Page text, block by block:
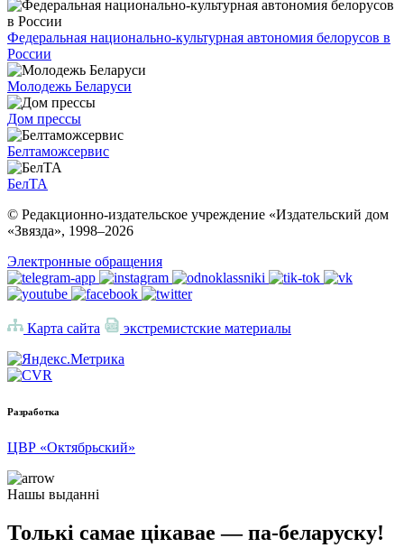
Федеральная национально-культурная автономия белорусов в
России
Молодежь Беларуси
Дом прессы
Белтаможсервис
БелТА
© Редакционно-издательское учреждение «Издательский дом
«Звязда», 1998–2026
Электронные обращения
Карта сайта экстремистские материалы
Разработка
ЦВР «Октябрьский»
Нашы выданні
Толькі самае цікавае — па-беларуску!